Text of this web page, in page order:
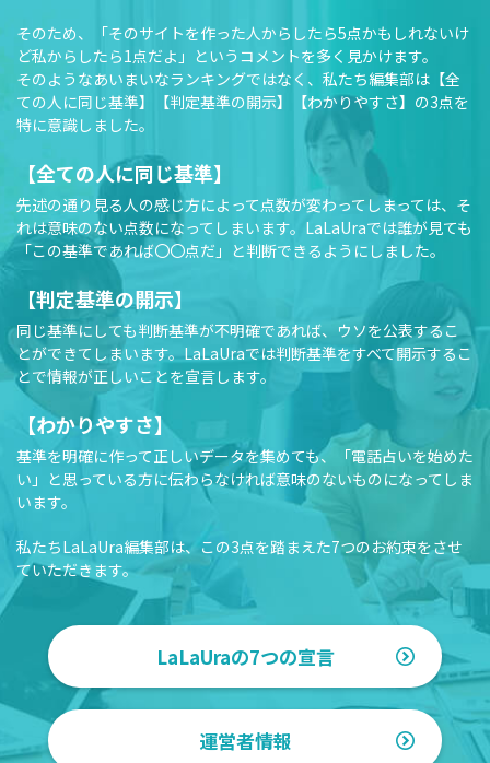
そのため、「そのサイトを作った人からしたら5点かもしれないけ
ど私からしたら1点だよ」というコメントを多く見かけます。
そのようなあいまいなランキングではなく、私たち編集部は【全
ての人に同じ基準】【判定基準の開示】【わかりやすさ】の3点を
特に意識しました。
【全ての人に同じ基準】
先述の通り見る人の感じ方によって点数が変わってしまっては、そ
れは意味のない点数になってしまいます。LaLaUraでは誰が見ても
「この基準であれば〇〇点だ」と判断できるようにしました。
【判定基準の開示】
同じ基準にしても判断基準が不明確であれば、ウソを公表するこ
とができてしまいます。LaLaUraでは判断基準をすべて開示するこ
とで情報が正しいことを宣言します。
【わかりやすさ】
基準を明確に作って正しいデータを集めても、「電話占いを始めた
い」と思っている方に伝わらなければ意味のないものになってしま
います。
私たちLaLaUra編集部は、この3点を踏まえた7つのお約束をさせ
ていただきます。
LaLaUraの7つの宣言
運営者情報